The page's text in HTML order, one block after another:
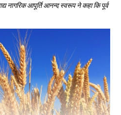
नागरिक आपूर्ति आनन्द स्वरूप ने कहा कि पूर्व